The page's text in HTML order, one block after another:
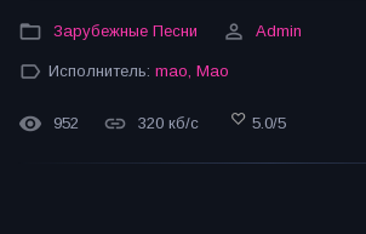
Зарубежные Песни Admin
Исполнитель: mao Мао
952 320 кб/с 5.0/5